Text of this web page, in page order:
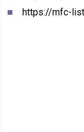
https://mfc-